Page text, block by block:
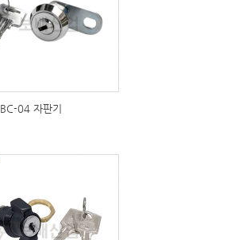
BC-04 자판기